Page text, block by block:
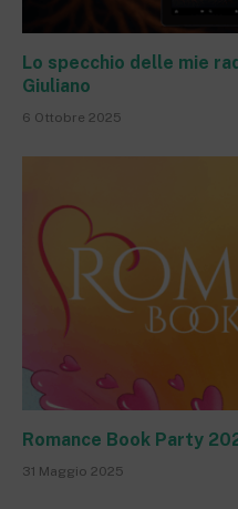
Lo specchio delle mie
Giuliano
6 Ottobre 2025
Romance Book Party
31 Maggio 2025